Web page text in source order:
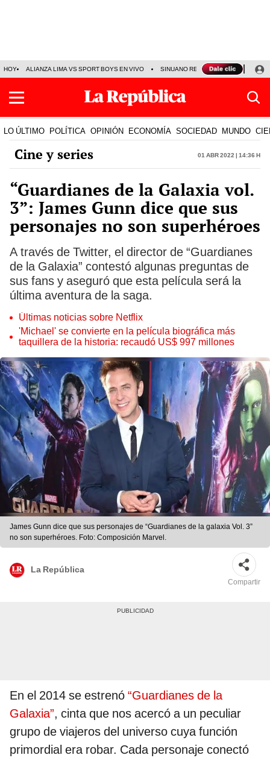
HOY ALIANZA LIMA VS SPORT BOYS EN VIVO SINUANO RESULTADOS HOY
LO ÚLTIMO POLÍTICA OPINIÓN ECONOMÍA SOCIEDAD MUNDO
Cine y series 01 Abr 2022 | 14:36 h
“Guardianes de la Galaxia vol.
3”: James Gunn dice que sus
personajes no son superhéroes
A través de Twitter, el director de “Guardianes
de la Galaxia” contestó algunas preguntas de
sus fans y aseguró que esta película será la
última aventura de la saga.
Últimas noticias sobre Netflix
'Michael' se convierte en la película biográfica más
taquillera de la historia: recaudó US$ 997 millones
James Gunn dice que sus personajes de “Guardianes de la galaxia Vol. 3”
no son superhéroes. Foto: Composición Marvel.
La República
Compartir
En el 2014 se estrenó “Guardianes de la
Galaxia”, cinta que nos acercó a un peculiar
grupo de viajeros del universo cuya función
primordial era robar. Cada personaje conectó